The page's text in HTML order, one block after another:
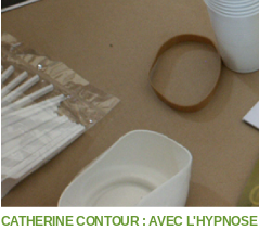
CATHERINE CONTOUR : AVEC L'HYPNOSE